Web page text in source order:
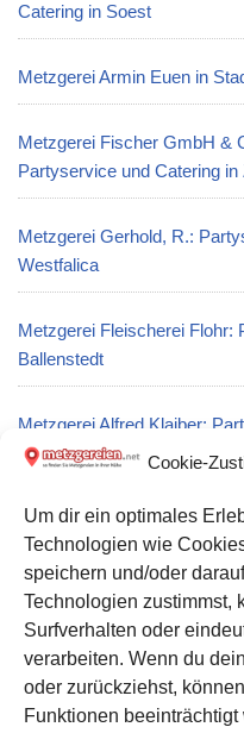
Cookie-
Um dir ein optimales
Technologien wie
speichern und/oder
Technologien zustimmst,
Surfverhalten oder
verarbeiten. Wenn du
oder zurückziehst,
Funktionen beeinträchtigt
Catering in Soest
Metzgerei Armin Euen in
Metzgerei Fischer GmbH &
Partyservice und Catering in
Metzgerei Gerhold, R.:
Westfalica
Metzgerei Fleischerei Flohr:
Ballenstedt
Metzgerei Alfred Klaiber:
Hoyerswerda
Metzgerei Reisinger GmbH
Kontakt zu uns